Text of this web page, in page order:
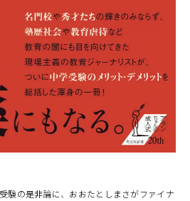
験の是非論に、おおたとしまさがファイナ